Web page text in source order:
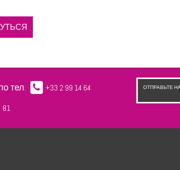
тел. +33 2 99 14 64
81
ОТПРАВЬТЕ